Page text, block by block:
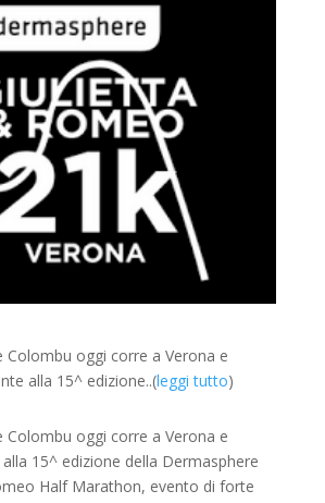
Colombu oggi corre a Verona e
alla 15^ edizione..(leggi tutto)
Colombu oggi corre a Verona e
15^ edizione della Dermasphere
Half Marathon, evento di forte